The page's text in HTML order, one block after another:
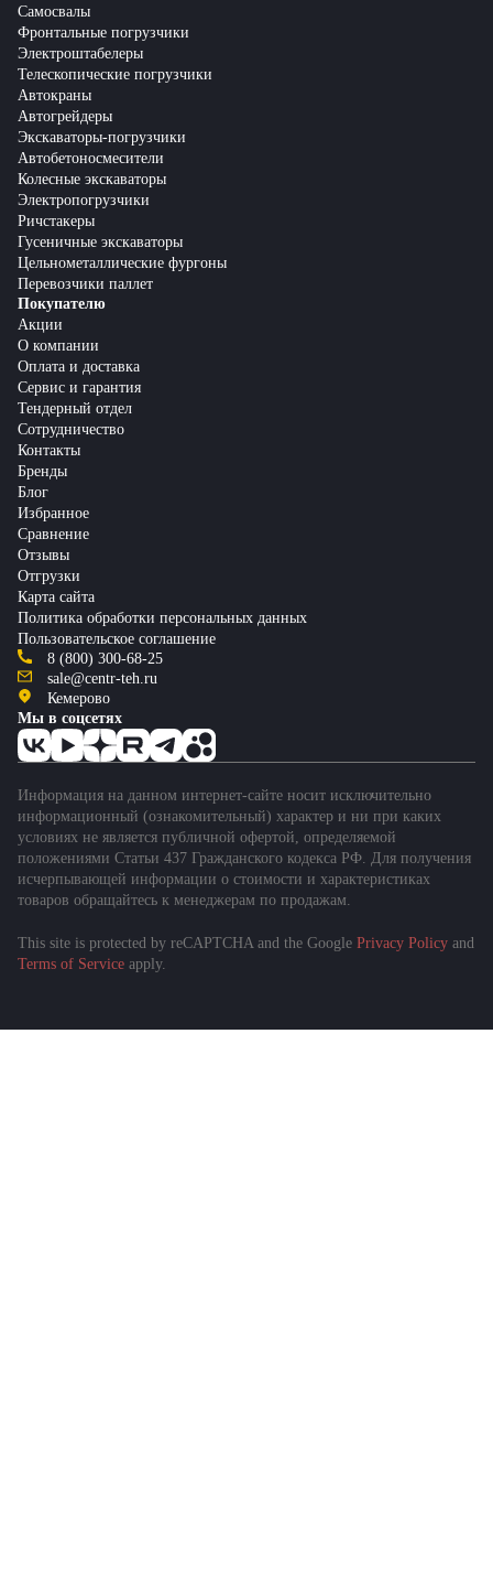
Самосвалы
Фронтальные погрузчики
Электроштабелеры
Телескопические погрузчики
Автокраны
Автогрейдеры
Экскаваторы-погрузчики
Автобетоносмесители
Колесные экскаваторы
Электропогрузчики
Ричстакеры
Гусеничные экскаваторы
Цельнометаллические фургоны
Перевозчики паллет
Покупателю
Акции
О компании
Оплата и доставка
Сервис и гарантия
Тендерный отдел
Сотрудничество
Контакты
Бренды
Блог
Избранное
Сравнение
Отзывы
Отгрузки
Карта сайта
Политика обработки персональных данных
Пользовательское соглашение
8 (800) 300-68-25
sale@centr-teh.ru
Кемерово
Мы в соцсетях
Информация на данном интернет-сайте носит исключительно
информационный (ознакомительный) характер и ни при каких
условиях не является публичной офертой, определяемой
положениями Статьи 437 Гражданского кодекса РФ. Для получения
исчерпывающей информации о стоимости и характеристиках
товаров обращайтесь к менеджерам по продажам.
This site is protected by reCAPTCHA and the Google Privacy Policy and
Terms of Service apply.